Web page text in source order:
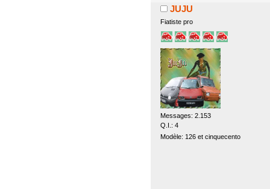
JUJU
Fiatiste pro
Messages: 2.153
Q.I.: 4
Modèle: 126 et cinquecento